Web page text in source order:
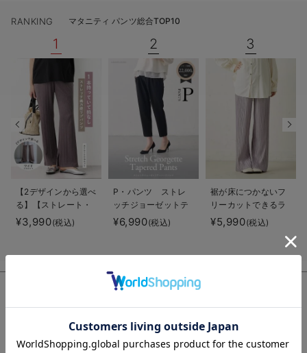
RANKING マタニティ パンツ総合TOP10
1
【2デザインから選べ
る】【ストレート・
ワイド】らくちん綿
混ストレッチリブパ
産後【出産後も長く
¥3,990(税込)
2
P・パンツ ストレ
ッチジョーゼットテ
ーパード
¥6,990(税込)
3
裾が床につかないフ
リーカットできるラ
ンダムプリーツワイ
ドパンツ マタニテ
ィ・産後【出産後も
長く使える】
¥5,990(税込)
RECENT VIEWS
最近見た商品
商
お気に入り商品を確認する